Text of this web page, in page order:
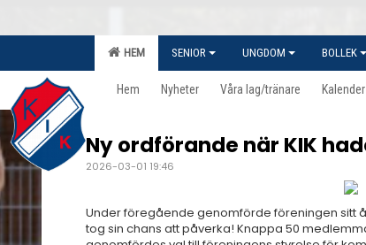
HEM SENIOR UNGDOM BOLLEK
Hem Nyheter Våra lag/tränare Kalender
Ny ordförande när KIK
2026-03-01 19:46
Under föregående genomförde föreningen sitt
tog sin chans att påverka! Knappa 50